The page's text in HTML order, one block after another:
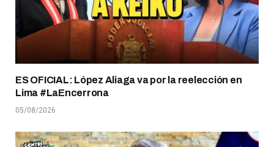
ES OFICIAL: López Aliaga va por la reelección en
Lima #LaEncerrona
05/08/2026